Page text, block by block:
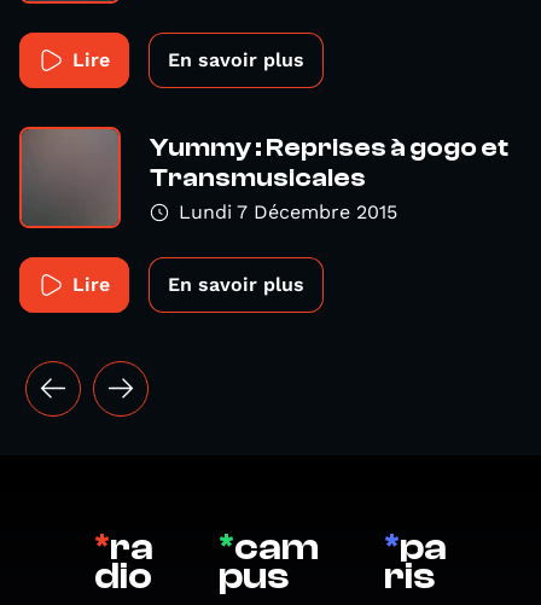
Lire En savoir plus
Yummy : Reprises à gogo et
Transmusicales
Lundi 7 Décembre 2015
Lire En savoir plus
*ra
dio
*cam
pus
*pa
ris